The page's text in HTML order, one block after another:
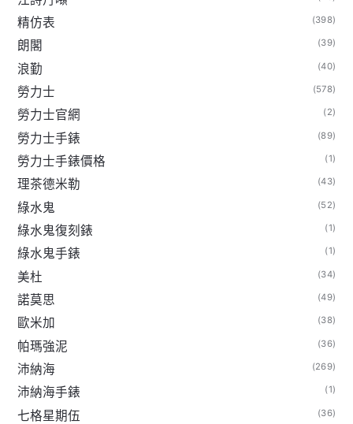
精仿表 (398)
朗閣 (39)
浪勤 (40)
勞力士 (578)
勞力士官網 (2)
勞力士手錶 (89)
勞力士手錶價格 (1)
理茶德米勒 (43)
綠水鬼 (52)
綠水鬼復刻錶 (1)
綠水鬼手錶 (1)
美杜 (34)
諾莫思 (49)
歐米加 (38)
帕瑪強泥 (36)
沛納海 (269)
沛納海手錶 (1)
七格星期伍 (36)